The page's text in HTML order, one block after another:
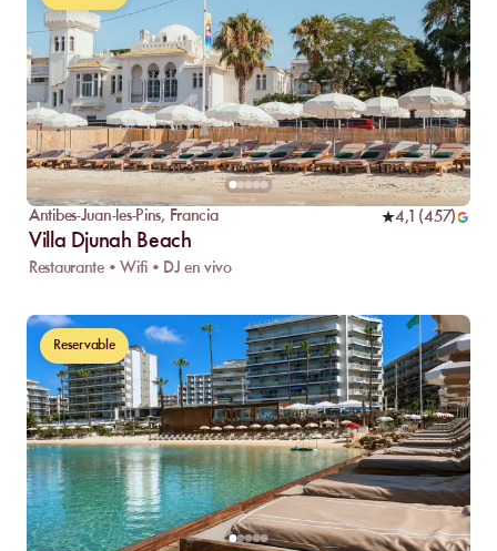
Antibes-Juan-les-Pins, Francia 4,1 (457)
Villa Djunah Beach
Restaurante • Wifi • DJ en vivo
Reservable